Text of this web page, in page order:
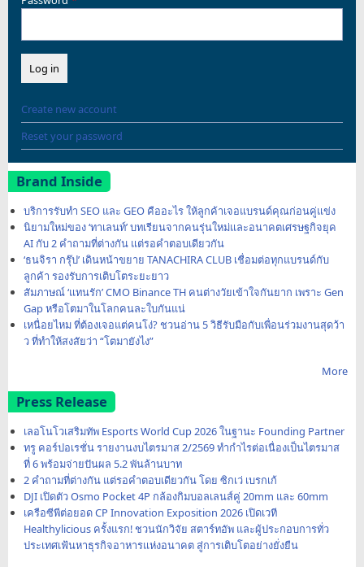
Create new account
Reset your password
Brand Inside
บริการรับทำ SEO และ GEO คืออะไร ให้ลูกค้าเจอแบรนด์คุณก่อนคู่แข่ง
นิยามใหม่ของ ‘ทาเลนท์’ บทเรียนจากคนรุ่นใหม่และอนาคตเศรษฐกิจยุค
AI กับ 2 คำถามที่ต่างกัน แต่รอคำตอบเดียวกัน
‘ธนจิรา กรุ๊ป’ เดินหน้าขยาย TANACHIRA CLUB เชื่อมต่อทุกแบรนด์กับ
ลูกค้า รองรับการเติบโตระยะยาว
สัมภาษณ์ ‘แทนรัก’ CMO Binance TH คนต่างวัยเข้าใจกันยาก เพราะ Gen
Gap หรือโตมาในโลกคนละใบกันแน่
เหนื่อยไหม ที่ต้องเจอแต่คนโง่? ชวนอ่าน 5 วิธีรับมือกับเพื่อนร่วมงานสุดว้า
ว ที่ทำให้สงสัยว่า “โตมายังไง”
More
Press Release
เลอโนโวเสริมทัพ Esports World Cup 2026 ในฐานะ Founding Partner
ทรู คอร์ปอเรชั่น รายงานงบไตรมาส 2/2569 ทำกำไรต่อเนื่องเป็นไตรมาส
ที่ 6 พร้อมจ่ายปันผล 5.2 พันล้านบาท
2 คำถามที่ต่างกัน แต่รอคำตอบเดียวกัน โดย ซิกเว่ เบรกเก้
DJI เปิดตัว Osmo Pocket 4P กล้องกิมบอลเลนส์คู่ 20mm และ 60mm
เครือซีพีต่อยอด CP Innovation Exposition 2026 เปิดเวที
Healthylicious ครั้งแรก! ชวนนักวิจัย สตาร์ทอัพ และผู้ประกอบการทั่ว
ประเทศเฟ้นหาธุรกิจอาหารแห่งอนาคต สู่การเติบโตอย่างยั่งยืน